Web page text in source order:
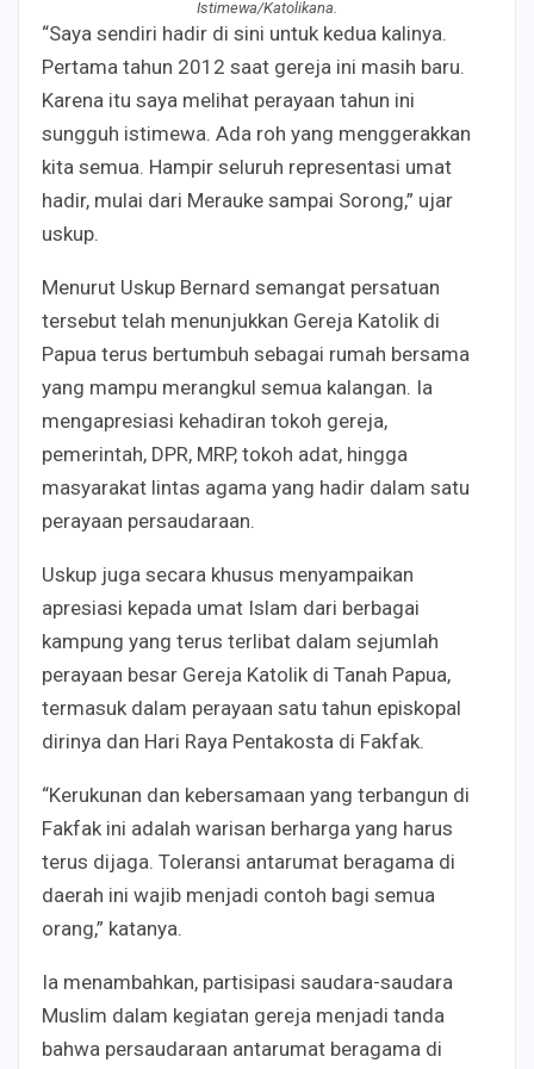
Istimewa/Katolikana.
“Saya sendiri hadir di sini untuk kedua kalinya.
Pertama tahun 2012 saat gereja ini masih baru.
Karena itu saya melihat perayaan tahun ini
sungguh istimewa. Ada roh yang menggerakkan
kita semua. Hampir seluruh representasi umat
hadir, mulai dari Merauke sampai Sorong,” ujar
uskup.
Menurut Uskup Bernard semangat persatuan
tersebut telah menunjukkan Gereja Katolik di
Papua terus bertumbuh sebagai rumah bersama
yang mampu merangkul semua kalangan. Ia
mengapresiasi kehadiran tokoh gereja,
pemerintah, DPR, MRP, tokoh adat, hingga
masyarakat lintas agama yang hadir dalam satu
perayaan persaudaraan.
Uskup juga secara khusus menyampaikan
apresiasi kepada umat Islam dari berbagai
kampung yang terus terlibat dalam sejumlah
perayaan besar Gereja Katolik di Tanah Papua,
termasuk dalam perayaan satu tahun episkopal
dirinya dan Hari Raya Pentakosta di Fakfak.
“Kerukunan dan kebersamaan yang terbangun di
Fakfak ini adalah warisan berharga yang harus
terus dijaga. Toleransi antarumat beragama di
daerah ini wajib menjadi contoh bagi semua
orang,” katanya.
Ia menambahkan, partisipasi saudara-saudara
Muslim dalam kegiatan gereja menjadi tanda
bahwa persaudaraan antarumat beragama di